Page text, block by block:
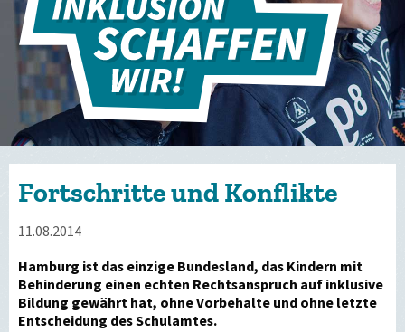
Fortschritte und Konflikte
11.08.2014
Hamburg ist das einzige Bundesland, das Kindern mit
Behinderung einen echten Rechtsanspruch auf inklusive
Bildung gewährt hat, ohne Vorbehalte und ohne letzte
Entscheidung des Schulamtes.